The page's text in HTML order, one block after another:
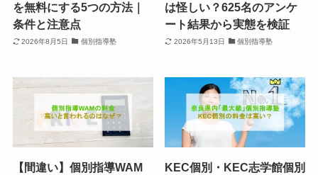
を無料にする5つの方法｜
条件と注意点
2026年8月5日 個別指導塾
は怪しい？625名のアンケ
ート結果から実態を検証
2026年5月13日 個別指導塾
【間違い】個別指導WAM
KEC個別・KEC志学館個別